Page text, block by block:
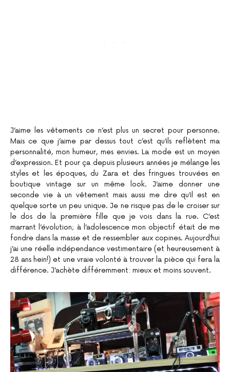
J’aime les vêtements ce n’est plus un secret pour personne.
Mais ce que j’aime par dessus tout c’est qu’ils reflètent ma
personnalité, mon humeur, mes envies. La mode est un moyen
d’expression. Et pour ça depuis plusieurs années je mélange les
styles et les époques, du Zara et des fringues trouvées en
boutique vintage sur un même look. J’aime donner une
seconde vie à un vêtement mais aussi me dire qu’il est en
quelque sorte un peu unique. Je ne risque pas de le croiser sur
le dos de la première fille que je vois dans la rue. C’est
marrant l’évolution; à l’adolescence mon objectif était de me
fondre dans la masse et de ressembler aux copines. Aujourd’hui
j’ai une réelle indépendance vestimentaire (et heureusement à
28 ans hein!) et une vraie volonté à trouver la pièce qui fera la
différence. J’achète différemment: mieux et moins souvent.